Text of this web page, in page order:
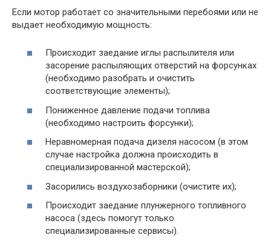
Если мотор работает со значительными перебоями или не
выдает необходимую мощность:
Происходит заедание иглы распылителя или
засорение распыляющих отверстий на форсунках
(необходимо разобрать и очистить
соответствующие элементы);
Пониженное давление подачи топлива
(необходимо настроить форсунки);
Неравномерная подача дизеля насосом (в этом
случае настройка должна происходить в
специализированной мастерской);
Засорились воздухозаборники (очистите их);
Происходит заедание плунжерного топливного
насоса (здесь помогут только
специализированные сервисы).